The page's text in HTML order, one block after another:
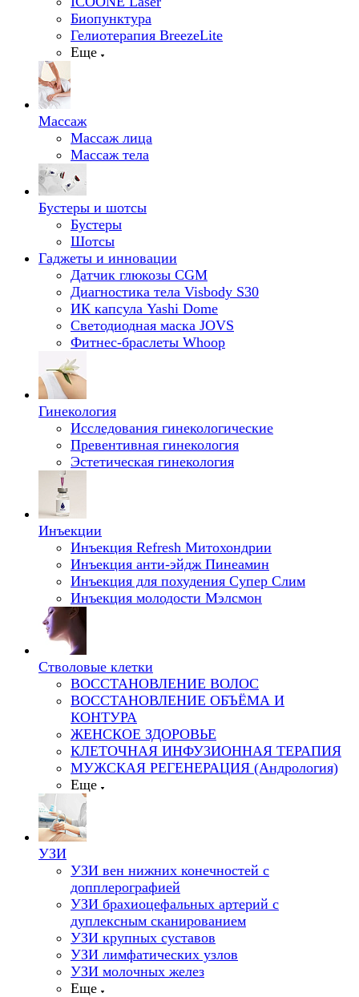
Биопунктура
Гелиотерапия BreezeLite
Еще
Массаж
Массаж лица
Массаж тела
Бустеры и шотсы
Бустеры
Шотсы
Гаджеты и инновации
Датчик глюкозы CGM
Диагностика тела Visbody S30
ИК капсула Yashi Dome
Светодиодная маска JOVS
Фитнес-браслеты Whoop
Гинекология
Исследования гинекологические
Превентивная гинекология
Эстетическая гинекология
Инъекции
Инъекция Refresh Митохондрии
Инъекция анти-эйдж Пинеамин
Инъекция для похудения Супер Слим
Инъекция молодости Мэлсмон
Стволовые клетки
ВОССТАНОВЛЕНИЕ ВОЛОС
ВОССТАНОВЛЕНИЕ ОБЪЁМА И
КОНТУРА
ЖЕНСКОЕ ЗДОРОВЬЕ
КЛЕТОЧНАЯ ИНФУЗИОННАЯ ТЕРАПИЯ
МУЖСКАЯ РЕГЕНЕРАЦИЯ (Андрология)
Еще
УЗИ
УЗИ вен нижних конечностей с
допплерографией
УЗИ брахиоцефальных артерий с
дуплексным сканированием
УЗИ крупных суставов
УЗИ лимфатических узлов
УЗИ молочных желез
Еще